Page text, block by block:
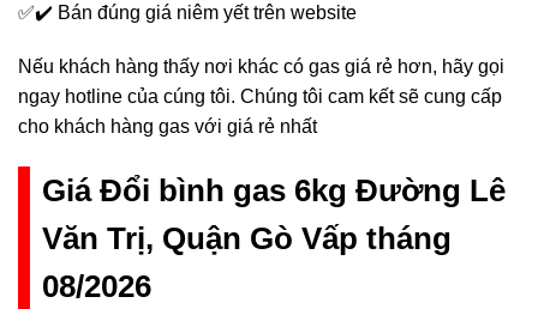
✅✔️ Bán đúng giá niêm yết trên website
Nếu khách hàng thấy nơi khác có gas giá rẻ hơn, hãy gọi
ngay hotline của cúng tôi. Chúng tôi cam kết sẽ cung cấp
cho khách hàng gas với giá rẻ nhất
Giá Đổi bình gas 6kg Đường Lê
Văn Trị, Quận Gò Vấp tháng
08/2026